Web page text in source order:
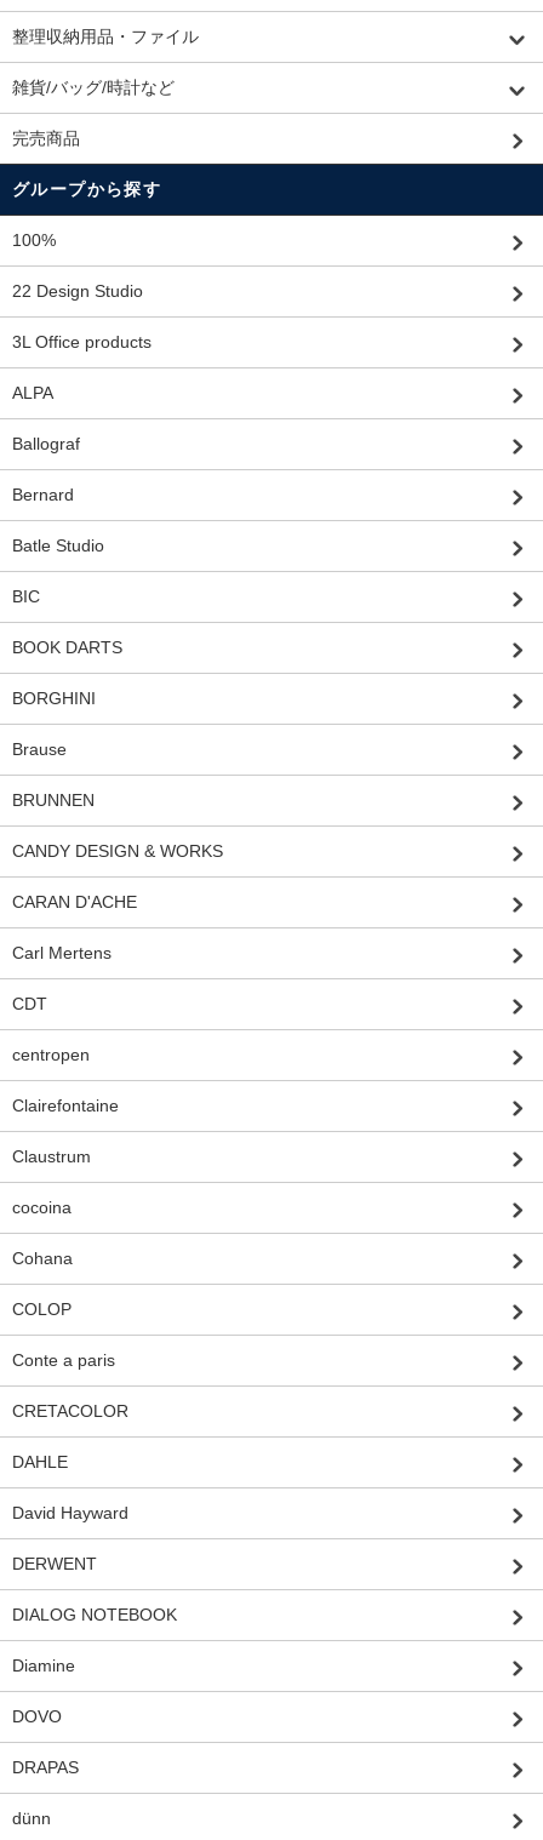
整理収納用品・ファイル
雑貨/バッグ/時計など
完売商品
グループから探す
100%
22 Design Studio
3L Office products
ALPA
Ballograf
Bernard
Batle Studio
BIC
BOOK DARTS
BORGHINI
Brause
BRUNNEN
CANDY DESIGN & WORKS
CARAN D'ACHE
Carl Mertens
CDT
centropen
Clairefontaine
Claustrum
cocoina
Cohana
COLOP
Conte a paris
CRETACOLOR
DAHLE
David Hayward
DERWENT
DIALOG NOTEBOOK
Diamine
DOVO
DRAPAS
dünn